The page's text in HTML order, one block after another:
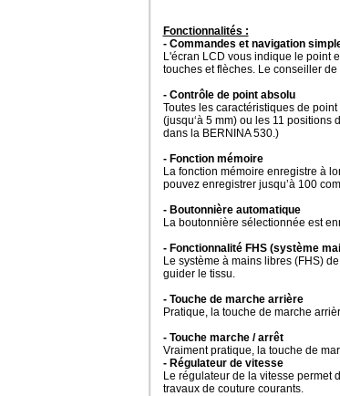
Fonctionnalités :
- Commandes et navigation
L'écran LCD vous indique le point
touches et flèches. Le conseiller
- Contrôle de point absolu
Toutes les caractéristiques de
(jusqu‘à 5 mm) ou les 11 positions
dans la BERNINA 530.)
- Fonction mémoire
La fonction mémoire enregistre à
pouvez enregistrer jusqu’à 100
- Boutonnière automatique
La boutonnière sélectionnée est
- Fonctionnalité FHS (système
Le système à mains libres (FHS)
guider le tissu.
- Touche de marche arrière
Pratique, la touche de marche
- Touche marche / arrêt
Vraiment pratique, la touche de
- Régulateur de vitesse
Le régulateur de la vitesse permet
travaux de couture courants.